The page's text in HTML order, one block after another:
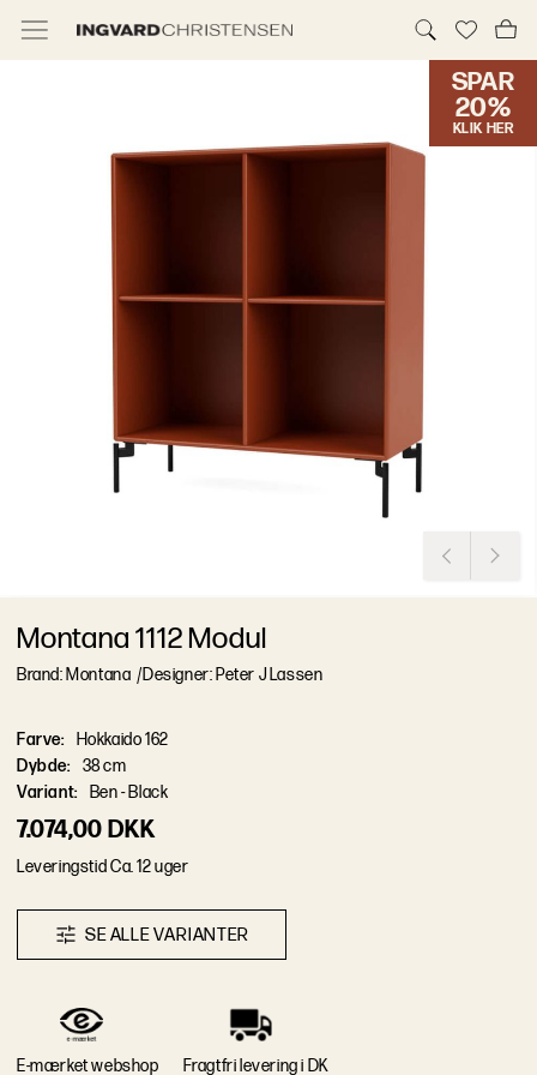
SPAR
20%
KLIK HER
7.074,00 DKK
Leveringstid Ca. 12 uger
Montana 1112 Modul
Brand: Montana /Designer: Peter J Lassen
SEALLEVAR ANTER
Farve:
Hokkaido 162
Dybde:
38 cm
Variant: Ben - Black
E-mærket webshop Fragtfri levering i DK